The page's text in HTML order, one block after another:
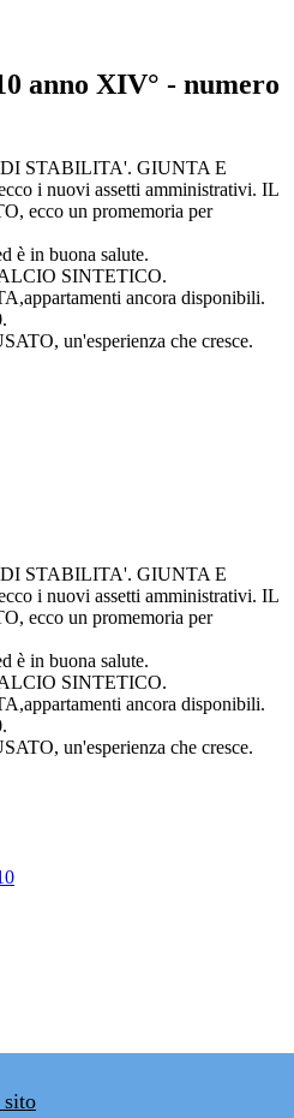
anno XIV° - numero
DI STABILITA'. GIUNTA E
i nuovi assetti amministrativi. IL
ecco un promemoria per
è in buona salute.
SINTETICO.
ancora disponibili.
un'esperienza che cresce.
DI STABILITA'. GIUNTA E
i nuovi assetti amministrativi. IL
ecco un promemoria per
è in buona salute.
SINTETICO.
ancora disponibili.
un'esperienza che cresce.
sito